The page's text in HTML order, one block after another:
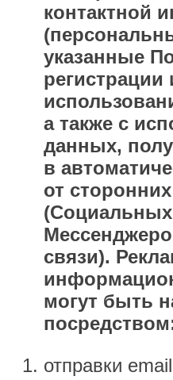
контактной
указанные
а также с
данных,
в
от
(Социальных
связи).
могут быть
отправки